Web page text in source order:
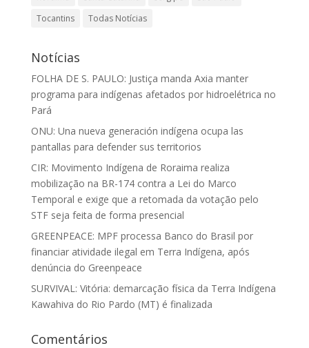
Tocantins
Todas Notícias
Notícias
FOLHA DE S. PAULO: Justiça manda Axia manter
programa para indígenas afetados por hidroelétrica no
Pará
ONU: Una nueva generación indígena ocupa las
pantallas para defender sus territorios
CIR: Movimento Indígena de Roraima realiza
mobilização na BR-174 contra a Lei do Marco
Temporal e exige que a retomada da votação pelo
STF seja feita de forma presencial
GREENPEACE: MPF processa Banco do Brasil por
financiar atividade ilegal em Terra Indígena, após
denúncia do Greenpeace
SURVIVAL: Vitória: demarcação física da Terra Indígena
Kawahiva do Rio Pardo (MT) é finalizada
Comentários